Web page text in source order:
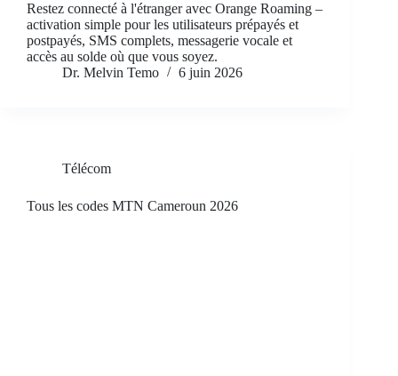
Restez connecté à l'étranger avec Orange Roaming –
activation simple pour les utilisateurs prépayés et
postpayés, SMS complets, messagerie vocale et
accès au solde où que vous soyez.
Dr. Melvin Temo
6 juin 2026
Télécom
Tous les codes MTN Cameroun 2026